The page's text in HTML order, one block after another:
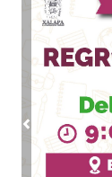
Ago 07, 2026 /
Quincena,
Ago 07, 2026 /
Generar
Gobierno
Ago 07, 2026 /
Hallan con
23 de julio
Previous